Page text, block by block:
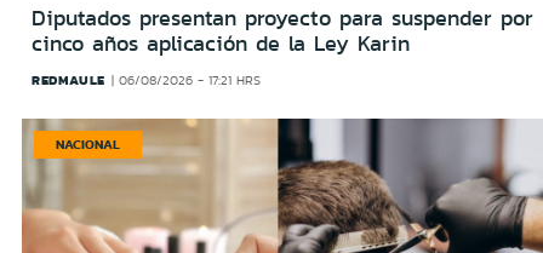
Diputados presentan proyecto para suspender por
cinco años aplicación de la Ley Karin
REDMAULE 06/08/2026 - 17:21 HRS
NACIONAL